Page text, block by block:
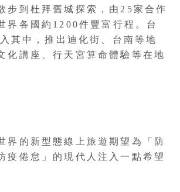
步到杜拜舊城探索，由25家合作
界各國約1200件豐富行程。台
其中，推出迪化街、台南等地
化講座、行天宮算命體驗等在地
界的新型態線上旅遊期望為「防
疫倦怠」的現代人注入一點希望